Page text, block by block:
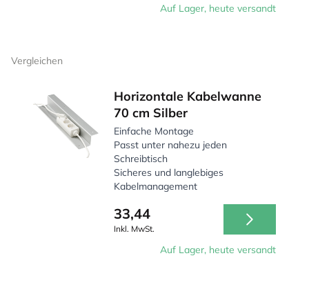
Auf Lager, heute versandt
Vergleichen
Horizontale Kabelwanne
70 cm Silber
Einfache Montage
Passt unter nahezu jeden
Schreibtisch
Sicheres und langlebiges
Kabelmanagement
33,44
Inkl. MwSt.
Auf Lager, heute versandt